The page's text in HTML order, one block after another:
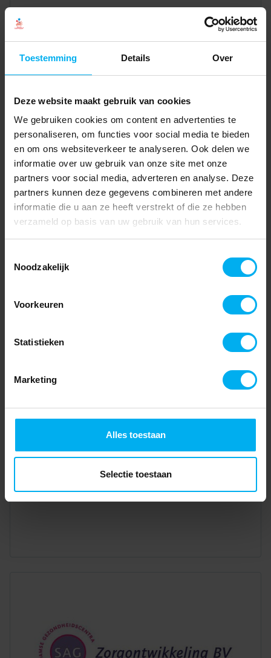
Toestemming Details Over
Deze website maakt gebruik van cookies
We gebruiken cookies om content en advertenties te
personaliseren, om functies voor social media te bieden
en om ons websiteverkeer te analyseren. Ook delen we
informatie over uw gebruik van onze site met onze
partners voor social media, adverteren en analyse. Deze
partners kunnen deze gegevens combineren met andere
informatie die u aan ze heeft verstrekt of die ze hebben
verzameld op basis van uw gebruik van hun services.
Noodzakelijk
Voorkeuren
Statistieken
Marketing
Alles toestaan
Selectie toestaan